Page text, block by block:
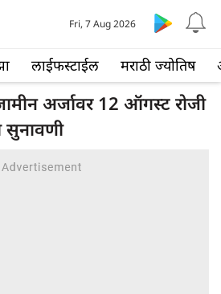
लाईफस्टाईल मराठी ज्योतिष
Fri, 7 Aug 2026
अर्जावर 12 ऑगस्ट रोजी
सुनावणी